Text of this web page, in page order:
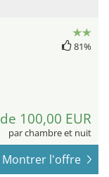
81%
de 100,00 EUR
par chambre et nuit
Montrer l'offre